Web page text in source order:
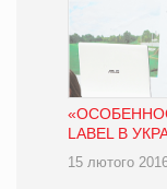
LABEL В
15 лютого